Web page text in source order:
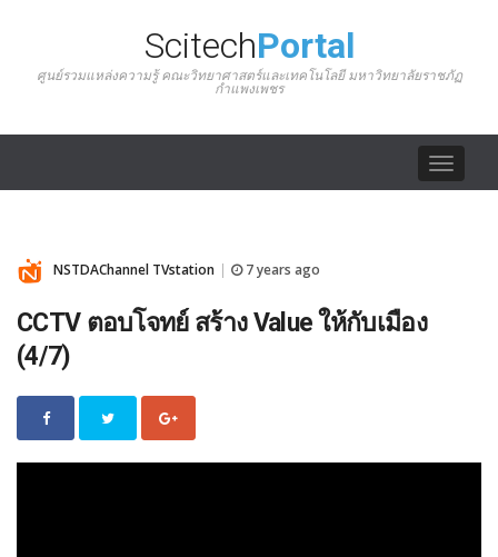
ScitechPortal
ศูนย์รวมแหล่งความรู้ คณะวิทยาศาสตร์และเทคโนโลยี มหาวิทยาลัยราชภัฏ
กำแพงเพชร
Toggle
NSTDAChannel TVstation 7 years ago
CCTV ตอบโจทย์ สร้าง Value ให้กับเมือง
(4/7)